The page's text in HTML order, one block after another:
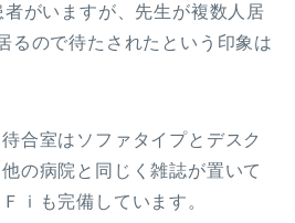
がいますが、先生が複数人居
るので待たされたという印象は
合室はソファタイプとデスク
の病院と同じく雑誌が置いて
ｉも完備しています。